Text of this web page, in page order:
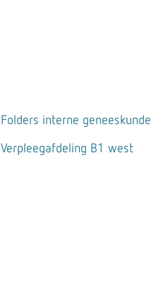
Folders interne geneeskunde
Verpleegafdeling B1 west